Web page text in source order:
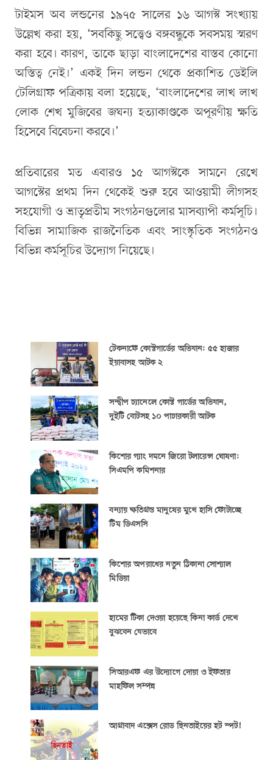
টাইমস অব লন্ডনের ১৯৭৫ সালের ১৬ আগস্ট সংখ্যায়
উল্লেখ করা হয়, ‘সবকিছু সত্ত্বেও বঙ্গবন্ধুকে সবসময় স্মরণ
করা হবে। কারণ, তাকে ছাড়া বাংলাদেশের বাস্তব কোনো
অস্তিত্ব নেই।’ একই দিন লন্ডন থেকে প্রকাশিত ডেইলি
টেলিগ্রাফ পত্রিকায় বলা হয়েছে, ‘বাংলাদেশের লাখ লাখ
লোক শেখ মুজিবের জঘন্য হত্যাকাণ্ডকে অপূরণীয় ক্ষতি
হিসেবে বিবেচনা করবে।’
প্রতিবারের মত এবারও ১৫ আগস্টকে সামনে রেখে
আগস্টের প্রথম দিন থেকেই শুরু হবে আওয়ামী লীগসহ
সহযোগী ও ভ্রাতৃপ্রতীম সংগঠনগুলোর মাসব্যাপী কর্মসূচি।
বিভিন্ন সামাজিক রাজনৈতিক এবং সাংস্কৃতিক সংগঠনও
বিভিন্ন কর্মসূচির উদ্যোগ নিয়েছে।
টেকনাফে কোস্টগার্ডের অভিযান: ৫৫ হাজার
ইয়াবাসহ আটক ২
সন্দ্বীপ চ্যানেলে কোস্ট গার্ডের অভিযান,
দুইটি বোটসহ ১০ পাচারকারী আটক
কিশোর গ্যাং দমনে জিরো টলারেন্স ঘোষণা:
সিএমপি কমিশনার
বন্যায় ক্ষতিগ্রস্ত মানুষের মুখে হাসি ফোটাচ্ছে
টিম ডিএসসি
কিশোর অপরাধের নতুন ঠিকানা সোশ্যাল
মিডিয়া
হামের টিকা দেওয়া হয়েছে কিনা কার্ড দেখে
বুঝবেন যেভাবে
সিআরএফ এর উদ্যোগে দোয়া ও ইফতার
মাহফিল সম্পন্ন
আগ্রাবাদ এক্সেস রোড ছিনতাইয়ের হট স্পট!